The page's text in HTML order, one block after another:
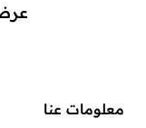
معلومات عنا